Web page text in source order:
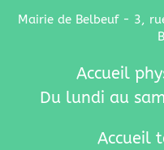
Mairie de Belbeuf - 3,
Accueil
Du lundi au
Accueil